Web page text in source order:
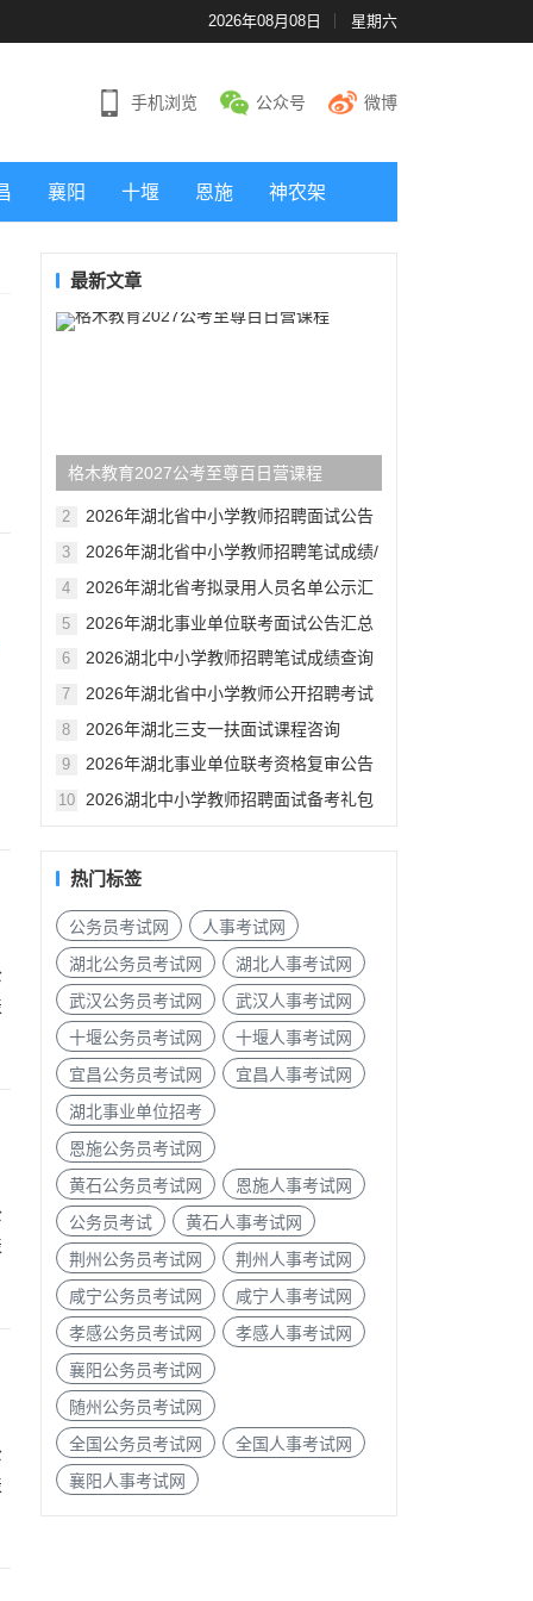
2026年08月08日 星期六
手机浏览 公众号 微博
襄阳 十堰 恩施 神农架
最新文章
格木教育2027公考至尊百日营课程
2
2026年湖北省中小学教师招聘面试公告
3
2026年湖北省中小学教师招聘笔试成绩/
4
2026年湖北省考拟录用人员名单公示汇
5 2026年湖北事业单位联考面试公告汇总
6
2026湖北中小学教师招聘笔试成绩查询
7
2026年湖北省中小学教师公开招聘考试
8 2026年湖北三支一扶面试课程咨询
9
2026年湖北事业单位联考资格复审公告
10 2026湖北中小学教师招聘面试备考礼包
热门标签
公务员考试网
人事考试网
湖北公务员考试网
湖北人事考试网
武汉公务员考试网
武汉人事考试网
十堰公务员考试网
十堰人事考试网
宜昌公务员考试网
宜昌人事考试网
湖北事业单位招考
恩施公务员考试网
黄石公务员考试网
恩施人事考试网
公务员考试
黄石人事考试网
荆州公务员考试网
荆州人事考试网
咸宁公务员考试网
咸宁人事考试网
孝感公务员考试网
孝感人事考试网
襄阳公务员考试网
随州公务员考试网
全国公务员考试网
全国人事考试网
襄阳人事考试网